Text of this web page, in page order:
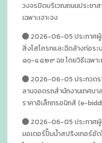
วงจรปิดบริเวณถนนประชา
เฉพาะเจาะจง
2026-06-05 ประกาศผู้
สิ่งโสโครกและฉีดล้างท่อร
๘๑-๔๕๒๙ ฉช โดยวิธีเฉพาะ
2026-06-05 ประกวดร
ลานจอดรถสำนักงานเทศบา
ราคาอิเล็กทรอนิกส์ (e-
2026-06-05 ประกาศผู้
มอเตอร์ปั๊มน้ำสปริงเกอร์อั